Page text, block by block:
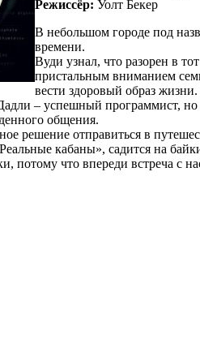
Режиссёр: Уолт Бекер
В небольшом городе под
времени.
Вуди узнал, что разорен в
пристальным вниманием
вести здоровый образ
– успешный программист,
общения.
решение отправиться в
кабаны», садится на
потому что впереди встреча с